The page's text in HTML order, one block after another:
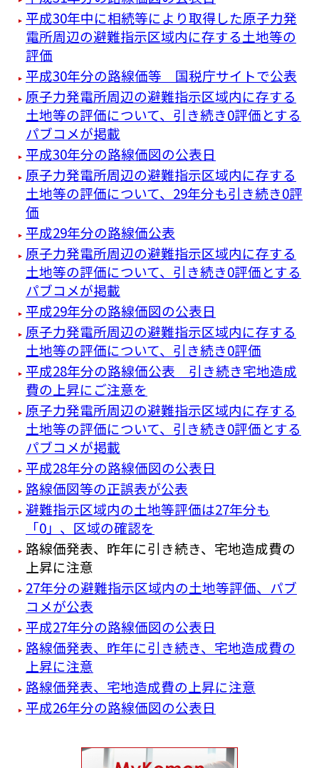
平成30年中に相続等により取得した原子力発
電所周辺の避難指示区域内に存する土地等の
評価
平成30年分の路線価等 国税庁サイトで公表
原子力発電所周辺の避難指示区域内に存する
土地等の評価について、引き続き0評価とする
パブコメが掲載
平成30年分の路線価図の公表日
原子力発電所周辺の避難指示区域内に存する
土地等の評価について、29年分も引き続き0評
価
平成29年分の路線価公表
原子力発電所周辺の避難指示区域内に存する
土地等の評価について、引き続き0評価とする
パブコメが掲載
平成29年分の路線価図の公表日
原子力発電所周辺の避難指示区域内に存する
土地等の評価について、引き続き0評価
平成28年分の路線価公表 引き続き宅地造成
費の上昇にご注意を
原子力発電所周辺の避難指示区域内に存する
土地等の評価について、引き続き0評価とする
パブコメが掲載
平成28年分の路線価図の公表日
路線価図等の正誤表が公表
避難指示区域内の土地等評価は27年分も
「0」、区域の確認を
路線価発表、昨年に引き続き、宅地造成費の
上昇に注意
27年分の避難指示区域内の土地等評価、パブ
コメが公表
平成27年分の路線価図の公表日
路線価発表、昨年に引き続き、宅地造成費の
上昇に注意
路線価発表、宅地造成費の上昇に注意
平成26年分の路線価図の公表日